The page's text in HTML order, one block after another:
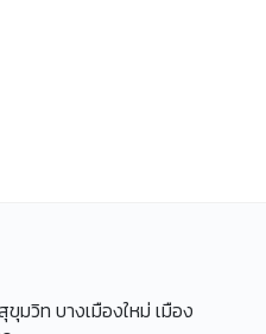
มวิท บางเมืองใหม่ เมือง